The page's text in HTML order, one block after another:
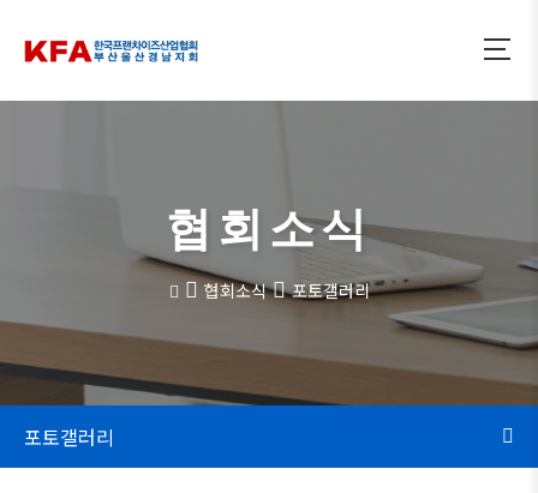
협회소식
협회소식 포토갤러리
포토갤러리